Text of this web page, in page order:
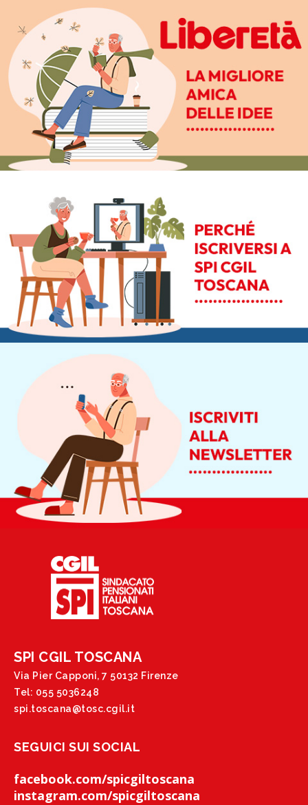
SPI CGIL TOSCANA
Via Pier Capponi, 7 50132 Firenze
Tel: 055 5036248
spi.toscana@tosc.cgil.it
SEGUICI SUI SOCIAL
facebook.com/spicgiltoscana
instagram.com/spicgiltoscana